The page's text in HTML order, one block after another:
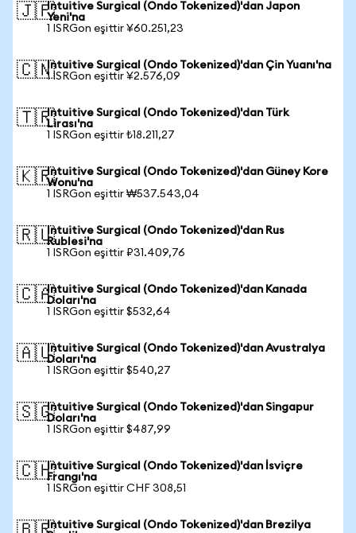
🇯🇵Intuitive Surgical (Ondo Tokenized)'dan Japon
Yeni'na
1 ISRGon eşittir ¥60.251,23
🇨🇳Intuitive Surgical (Ondo Tokenized)'dan Çin Yuanı'na
1 ISRGon eşittir ¥2.576,09
🇹🇷Intuitive Surgical (Ondo Tokenized)'dan Türk
Lirası'na
1 ISRGon eşittir ₺18.211,27
🇰🇷Intuitive Surgical (Ondo Tokenized)'dan Güney Kore
Wonu'na
1 ISRGon eşittir ₩537.543,04
🇷🇺Intuitive Surgical (Ondo Tokenized)'dan Rus
Rublesi'na
1 ISRGon eşittir ₽31.409,76
🇨🇦Intuitive Surgical (Ondo Tokenized)'dan Kanada
Doları'na
1 ISRGon eşittir $532,64
🇦🇺Intuitive Surgical (Ondo Tokenized)'dan Avustralya
Doları'na
1 ISRGon eşittir $540,27
🇸🇬Intuitive Surgical (Ondo Tokenized)'dan Singapur
Doları'na
1 ISRGon eşittir $487,99
🇨🇭Intuitive Surgical (Ondo Tokenized)'dan İsviçre
Frangı'na
1 ISRGon eşittir CHF 308,51
Intuitive Surgical (Ondo Tokenized)'dan Brezilya